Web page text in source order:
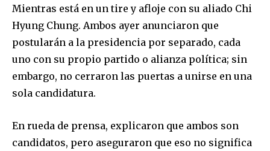
Mientras está en un tire y afloje con su aliado Chi
Hyung Chung. Ambos ayer anunciaron que
postularán a la presidencia por separado, cada
uno con su propio partido o alianza política; sin
embargo, no cerraron las puertas a unirse en una
sola candidatura.
En rueda de prensa, explicaron que ambos son
candidatos, pero aseguraron que eso no significa